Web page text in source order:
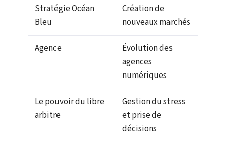
Stratégie Océan
Bleu
Création de
nouveaux marchés
Agence
Évolution des
agences
numériques
Le pouvoir du libre
arbitre
Gestion du stress
et prise de
décisions